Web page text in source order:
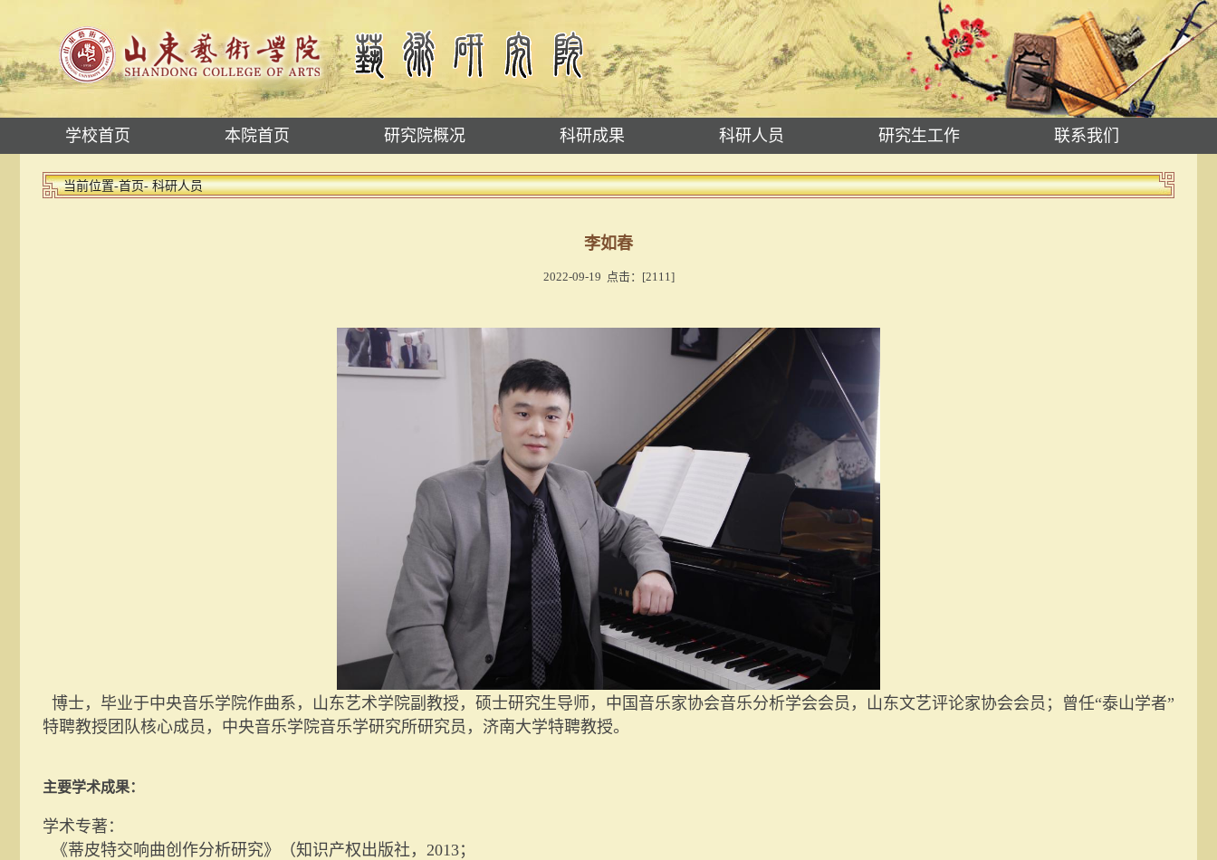
学校首页 本院首页 研究院概况 科研成果 科研人员 研究生工作 联系我们
当前位置-首页- 科研人员
李如春
2022-09-19 点击：[2111]
博士，毕业于中央音乐学院作曲系，山东艺术学院副教授，硕士研究生导师，中国音乐家协会音乐分析学会会员，山东文艺评论家协会会员；曾任“泰山学者”
特聘教授团队核心成员，中央音乐学院音乐学研究所研究员，济南大学特聘教授。
主要学术成果：
学术专著：
《蒂皮特交响曲创作分析研究》（知识产权出版社， 2013；